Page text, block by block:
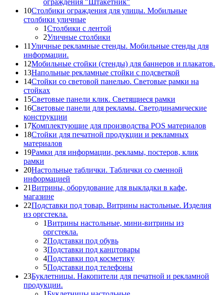
10Столбики ограждения для улицы. Мобильные
столбики уличные
1Столбики с лентой
2Уличные столбики
11Уличные рекламные стенды. Мобильные стенды для
информации.
12Мобильные стойки (стенды) для баннеров и плакатов.
13Напольные рекламные стойки с подсветкой
14Стойки со световой панелью. Световые рамки на
стойках
15Световые панели клик. Светящиеся рамки
16Световые панели для рекламы. Светодинамические
конструкции
17Комплектующие для производства POS материалов
18Стойки для печатной продукции и рекламных
материалов
19Рамки для информации, рекламы, постеров, клик
рамки
20Настольные таблички. Таблички со сменной
информацией
21Витрины, оборудование для выкладки в кафе,
магазине
22Подставки под товар. Витрины настольные. Изделия
из оргстекла.
1Витрины настольные, мини-витрины из
оргстекла.
2Подставки под обувь
3Подставки под канцтовары
4Подставки под косметику
5Подставки под телефоны
23Буклетницы. Накопители для печатной и рекламной
продукции.